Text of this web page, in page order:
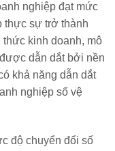
nghiệp đạt mức
thực sự trở thành
kinh doanh, mô
dẫn dắt bởi nền
khả năng dẫn dắt
nghiệp số vệ
độ chuyển đổi số